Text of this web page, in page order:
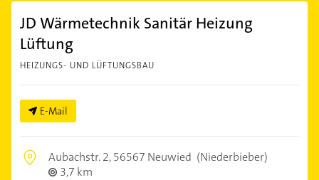
JD Wärmetechnik Sanitär Heizung
Lüftung
HEIZUNGS- UND LÜFTUNGSBAU
E-Mail
Aubachstr. 2,56567 Neuwied (Niederbieber)
3,7 km